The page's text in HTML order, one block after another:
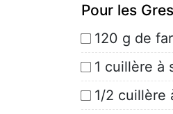
Pour les
120 g de
1 cuillère à
1/2 cuillère